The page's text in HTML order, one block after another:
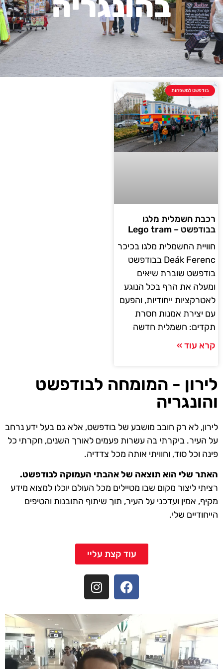
בודפשט למשפחות
רכבת חשמלית מלגו
בבודפשט – Lego tram
חוויית החשמלית מלגו בכיכר
Deák Ferenc בבודפשט
בודפשט שוברת שיאים
ומעלה את הרף בכל הנוגע
לאטרקציות ייחודיות, והפעם
עם יצירת אמנות חסרת
תקדים: חשמלית חדשה
קרא עוד »
לירון - המומחה לבודפשט
והונגריה
לירון, לא רק חובב מושבע של בודפשט, אלא גם בעל ידע נרחב
על העיר. ביקרתי בה עשרות פעמים לאורך השנים, חקרתי כל
פינה וכל סוד, וחוויתי אותה מכל צדדיה.
האתר שלי הוא תוצאה של אהבתי העמוקה לבודפשט.
רציתי ליצור מקום שבו מטיילים מכל העולם יוכלו למצוא מידע
מקיף, אמין ועדכני על העיר, תוך שיתוף התובנות והטיפים
הייחודיים שלי.
עוד קצת עליי